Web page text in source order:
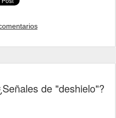
de "deshielo"?